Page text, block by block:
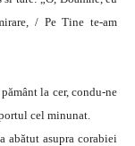
/ Pe Tine te-am
la cer, condu-ne
cel minunat.
abătut asupra corabiei